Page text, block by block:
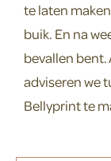
te laten
buik. En na
bevallen bent.
adviseren we
Bellyprint te